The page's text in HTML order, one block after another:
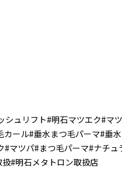
ュリフト#明石マツエク#マ
ール#垂水まつ毛パーマ#垂
マツパ#まつ毛パーマ#ナチュ
#明石メタトロン取扱店